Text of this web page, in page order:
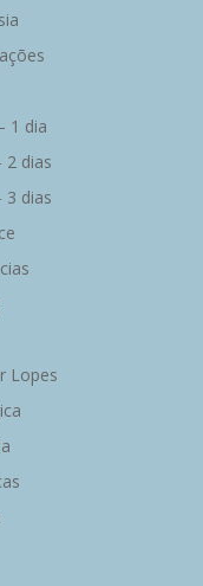
1 dia
2 dias
3 dias
Lopes